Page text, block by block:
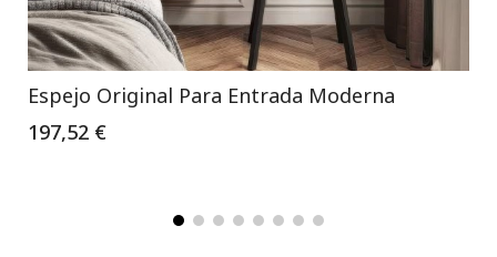
Espejo Original Para Entrada Moderna
197,52 €